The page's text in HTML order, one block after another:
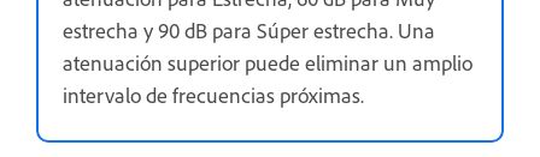
estrecha y 90 dB para Súper estrecha. Una
atenuación superior puede eliminar un amplio
intervalo de frecuencias próximas.